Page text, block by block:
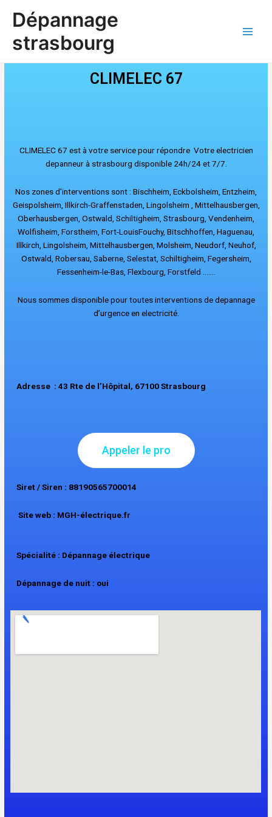
Dépannage
strasbourg
CLIMELEC 67
CLIMELEC 67 est à votre service pour répondre Votre electricien
depanneur à strasbourg disponible 24h/24 et 7/7.
Nos zones d’interventions sont : Bischheim, Eckbolsheim, Entzheim,
Geispolsheim, Illkirch-Graffenstaden, Lingolsheim , Mittelhausbergen,
Oberhausbergen, Ostwald, Schiltigheim, Strasbourg, Vendenheim,
Wolfisheim, Forstheim, Fort-LouisFouchy, Bitschhoffen, Haguenau,
Illkirch, Lingolsheim, Mittelhausbergen, Molsheim, Neudorf, Neuhof,
Ostwald, Robersau, Saberne, Selestat, Schiltigheim, Fegersheim,
Fessenheim-le-Bas, Flexbourg, Forstfeld …….
Nous sommes disponible pour toutes interventions de depannage
d’urgence en electricité.
Adresse :43 Rte de l’Hôpital, 67100 Strasbourg
Appeler le pro
Siret / Siren : 88190565700014
Site web : MGH-électrique.fr
Spécialité : Dépannage électrique
Dépannage de nuit : oui